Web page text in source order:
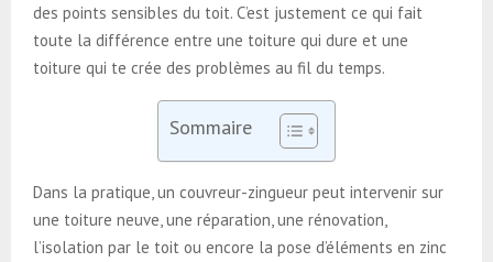
des points sensibles du toit. C’est justement ce qui fait
toute la différence entre une toiture qui dure et une
toiture qui te crée des problèmes au fil du temps.
Sommaire
Dans la pratique, un couvreur-zingueur peut intervenir sur
une toiture neuve, une réparation, une rénovation,
l’isolation par le toit ou encore la pose d’éléments en zinc